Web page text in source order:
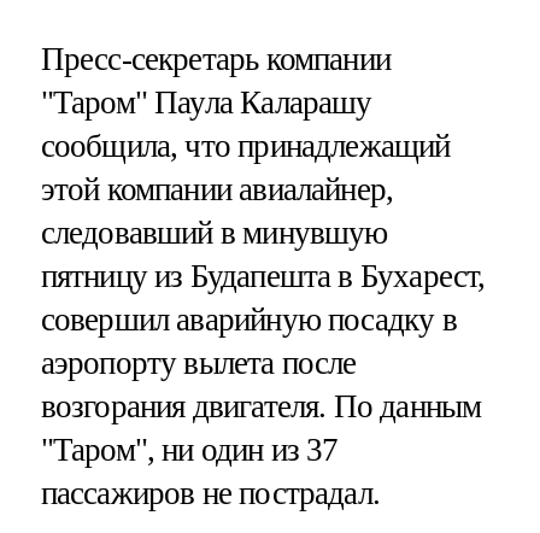
Пресс-секретарь компании
"Таром" Паула Каларашу
сообщила, что принадлежащий
этой компании авиалайнер,
следовавший в минувшую
пятницу из Будапешта в Бухарест,
совершил аварийную посадку в
аэропорту вылета после
возгорания двигателя. По данным
"Таром", ни один из 37
пассажиров не пострадал.